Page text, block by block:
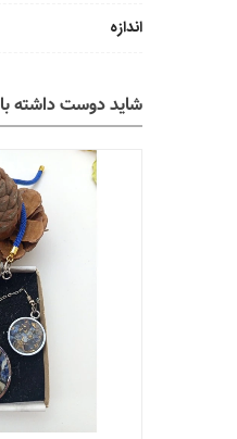
اندازه
شاید دوست داشته